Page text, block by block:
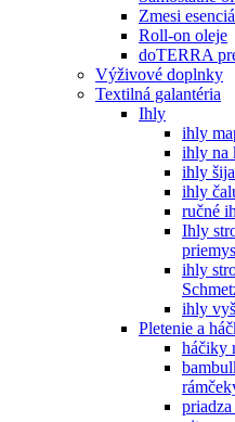
Zmesi
Roll-on oleje
doTERRA
Výživové doplnky
Textilná galantéria
Ihly
ihly
ihly na
ihly
ihly
ručné
Ihly
ihly
ihly
Pletenie a
háčiky